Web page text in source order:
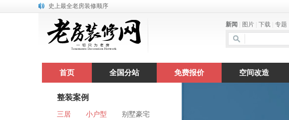
史上最全老房装修顺序
新闻 图片 下载 专题
首页 全国分站 免费报价 空间改造
整装案例
三居 小户型
别墅豪宅